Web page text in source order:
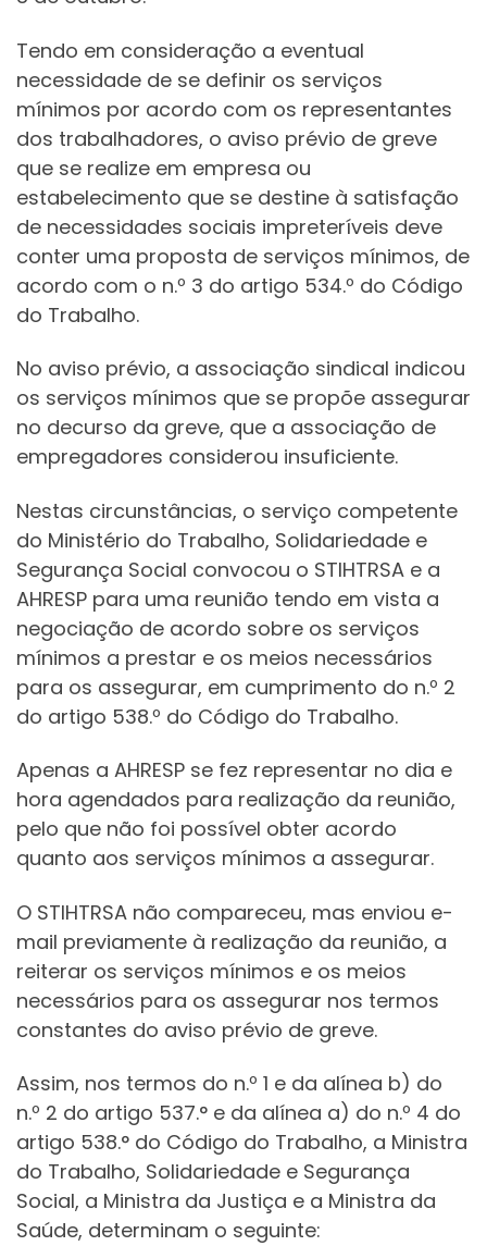
Tendo em consideração a eventual
necessidade de se definir os serviços
mínimos por acordo com os representantes
dos trabalhadores, o aviso prévio de greve
que se realize em empresa ou
estabelecimento que se destine à satisfação
de necessidades sociais impreteríveis deve
conter uma proposta de serviços mínimos, de
acordo com o n.º 3 do artigo 534.º do Código
do Trabalho.
No aviso prévio, a associação sindical indicou
os serviços mínimos que se propõe assegurar
no decurso da greve, que a associação de
empregadores considerou insuficiente.
Nestas circunstâncias, o serviço competente
do Ministério do Trabalho, Solidariedade e
Segurança Social convocou o STIHTRSA e a
AHRESP para uma reunião tendo em vista a
negociação de acordo sobre os serviços
mínimos a prestar e os meios necessários
para os assegurar, em cumprimento do n.º 2
do artigo 538.º do Código do Trabalho.
Apenas a AHRESP se fez representar no dia e
hora agendados para realização da reunião,
pelo que não foi possível obter acordo
quanto aos serviços mínimos a assegurar.
O STIHTRSA não compareceu, mas enviou e-
mail previamente à realização da reunião, a
reiterar os serviços mínimos e os meios
necessários para os assegurar nos termos
constantes do aviso prévio de greve.
Assim, nos termos do n.º 1 e da alínea b) do
n.º 2 do artigo 537.° e da alínea a) do n.º 4 do
artigo 538.° do Código do Trabalho, a Ministra
do Trabalho, Solidariedade e Segurança
Social, a Ministra da Justiça e a Ministra da
Saúde, determinam o seguinte: